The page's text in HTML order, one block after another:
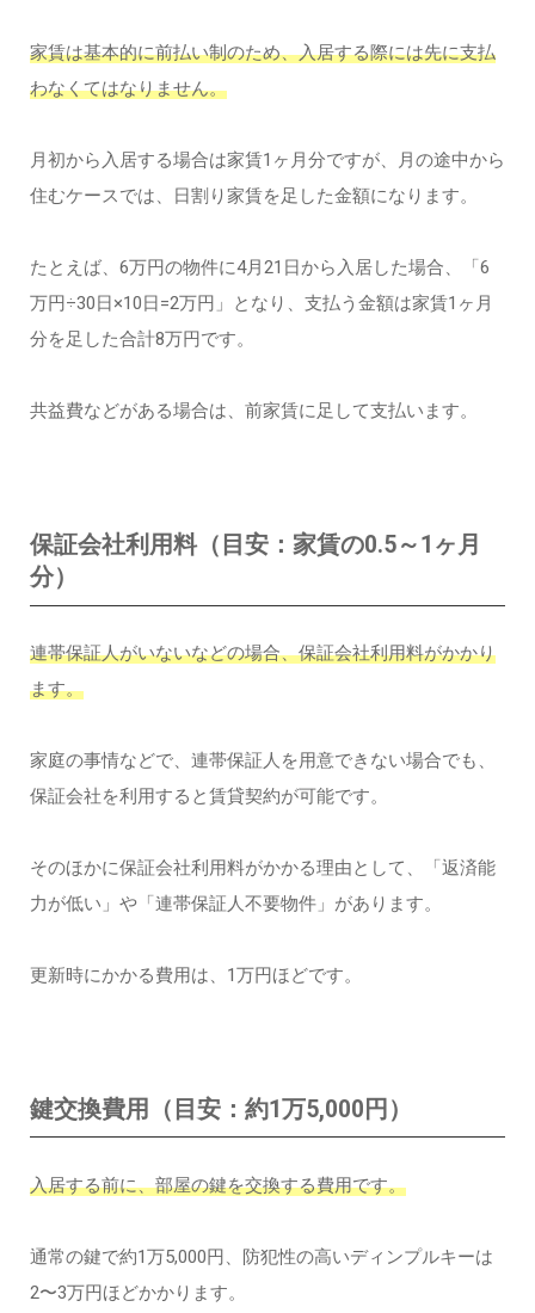
家賃は基本的に前払い制のため、入居する際には先に支払
わなくてはなりません。
月初から入居する場合は家賃1ヶ月分ですが、月の途中から
住むケースでは、日割り家賃を足した金額になります。
たとえば、6万円の物件に4月21日から入居した場合、「6
万円÷30日×10日=2万円」となり、支払う金額は家賃1ヶ月
分を足した合計8万円です。
共益費などがある場合は、前家賃に足して支払います。
保証会社利用料（目安：家賃の0.5～1ヶ月
分）
連帯保証人がいないなどの場合、保証会社利用料がかかり
ます。
家庭の事情などで、連帯保証人を用意できない場合でも、
保証会社を利用すると賃貸契約が可能です。
そのほかに保証会社利用料がかかる理由として、「返済能
力が低い」や「連帯保証人不要物件」があります。
更新時にかかる費用は、1万円ほどです。
鍵交換費用（目安：約1万5,000円）
入居する前に、部屋の鍵を交換する費用です。
通常の鍵で約1万5,000円、防犯性の高いディンプルキーは
2〜3万円ほどかかります。